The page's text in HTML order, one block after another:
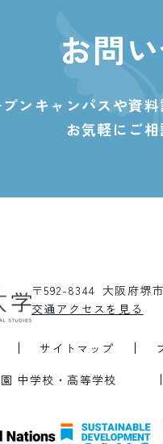
お問
ンキャンパスや資
お気軽にご相
〒592-8344 大阪府堺
交通アクセスを見る
サイトマップ
中学校・高等学校